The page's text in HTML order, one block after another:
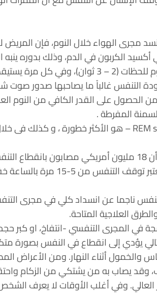
مجرى الهواء خلال النوم، فإن
الكربون في الدم، وذلك بدوره
أكسيد الكربون لكي يعيد التنفس، وذلك يؤدي إلى
التنفس غالباً ما يصاحبها صدور صوت
من الحصول على القدر الكافي من النوم
المفرطة .
ناجما عن انسداد كلي في مجرى
العلاجية المتاحة.
في المجرى التنفسي -انتفاخ، او كبر
يؤدي إلى انقطاع في النفس بصورة
والخمول أثناء النهار. ومن الأعراض
يصاب به من يشتكي من الزكام
وفي أغلب الأوقات لا يعرف